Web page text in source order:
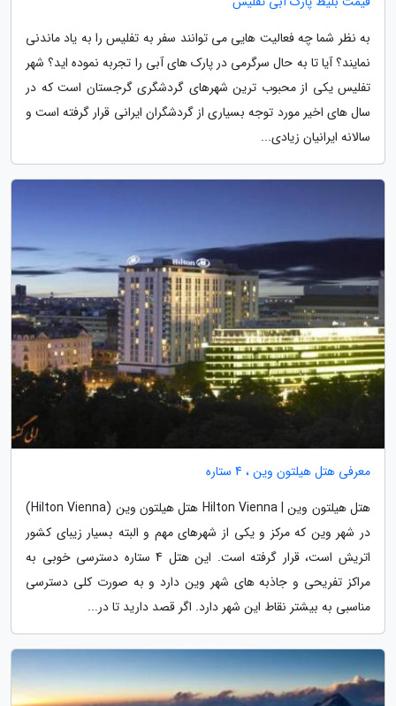
به نظر شما چه فعالیت هایی می توانند سفر به تفلیس را به یاد ماندنی
نمایند؟ آیا تا به حال سرگرمی در پارک های آبی را تجربه نموده اید؟ شهر
تفلیس یکی از محبوب ترین شهرهای گردشگری گرجستان است که در
سال های اخیر مورد توجه بسیاری از گردشگران ایرانی قرار گرفته است و
سالانه ایرانیان زیادی...
معرفی هتل هیلتون وین ، 4 ستاره
هتل هیلتون وین | Hilton Vienna هتل هیلتون وین (Hilton Vienna)
در شهر وین که مرکز و یکی از شهرهای مهم و البته بسیار زیبای کشور
اتریش است، قرار گرفته است. این هتل 4 ستاره دسترسی خوبی به
مراکز تفریحی و جاذبه های شهر وین دارد و به صورت کلی دسترسی
مناسبی به بیشتر نقاط این شهر دارد. اگر قصد دارید تا در...